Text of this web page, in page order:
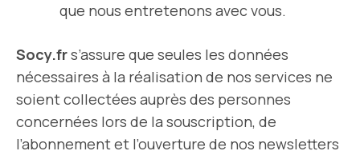
que nous entretenons avec vous.
Socy.frs’assure que seules les données
nécessaires à la réalisation de nos services ne
soient collectées auprès des personnes
concernées lors de la souscription, de
l’abonnement et l’ouverture de nos newsletters